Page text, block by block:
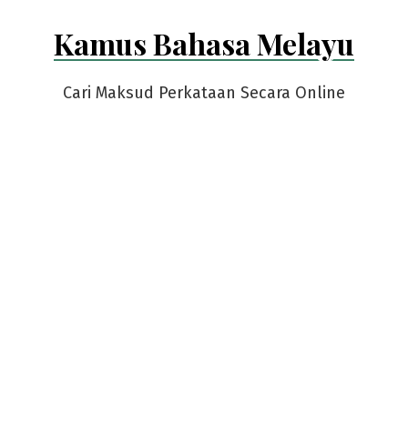
Kamus Bahasa Melayu
Cari Maksud Perkataan Secara Online